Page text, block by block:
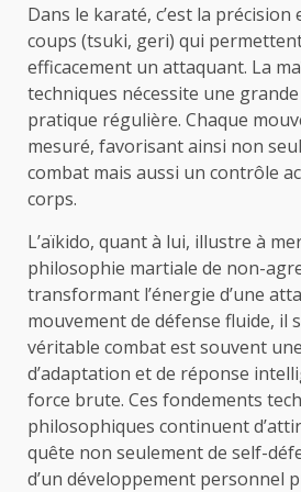
Dans le karaté, c’est la précision
coups (tsuki, geri) qui
efficacement un attaquant. La
techniques nécessite une
pratique régulière. Chaque
mesuré, favorisant ainsi non
combat mais aussi un contrôle
corps.
L’aïkido, quant à lui, illustre à
philosophie martiale de non-
transformant l’énergie d’une
mouvement de défense fluide, il
véritable combat est souvent
d’adaptation et de réponse
force brute. Ces fondements
philosophiques continuent
quête non seulement de self-
d’un développement personnel